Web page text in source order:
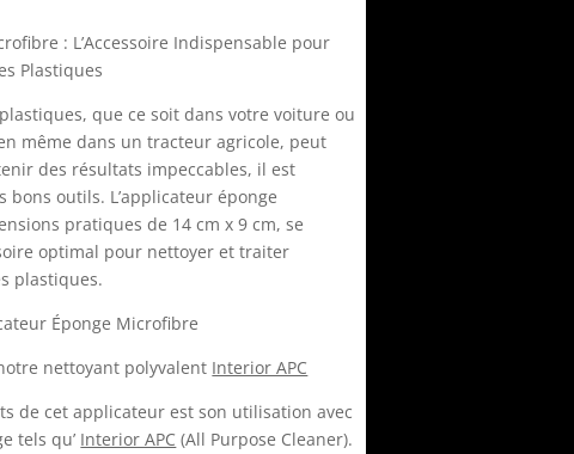
: L’Accessoire Indispensable pour
Plastiques
que ce soit dans votre voiture ou
même dans un tracteur agricole, peut
des résultats impeccables, il est
bons outils. L’applicateur éponge
pratiques de 14 cm x 9 cm, se
optimal pour nettoyer et traiter
plastiques.
Éponge Microfibre
nettoyant polyvalent Interior APC
de cet applicateur est son utilisation avec
tels qu’ Interior APC (All Purpose Cleaner).